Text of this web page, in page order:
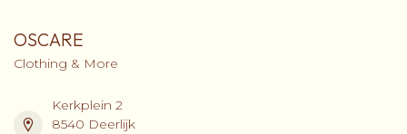
OSCARE
Clothing & More
Kerkplein 2
8540 Deerlijk